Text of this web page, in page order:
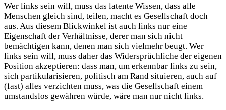
Wer links sein will, muss das latente Wissen, dass alle
Menschen gleich sind, teilen, macht es Gesellschaft doch
aus. Aus diesem Blickwinkel ist auch links nur eine
Eigenschaft der Verhältnisse, derer man sich nicht
bemächtigen kann, denen man sich vielmehr beugt. Wer
links sein will, muss daher das Widersprüchliche der eigenen
Position akzeptieren: dass man, um erkennbar links zu sein,
sich partikularisieren, politisch am Rand situieren, auch auf
(fast) alles verzichten muss, was die Gesellschaft einem
umstandslos gewähren würde, wäre man nur nicht links.